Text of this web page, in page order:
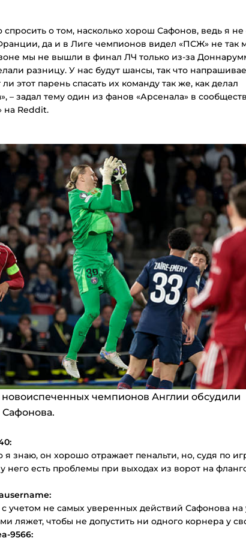
спросить о том, насколько хорош Сафонов, ведь я
да и в Лиге чемпионов видел «ПСЖ» не так
мы не вышли в финал ЛЧ только из-за
разницу. У нас будут шансы, так что
этот парень спасать их команду так же, как делал
– задал тему один из фанов «Арсенала» в
на Reddit.
чемпионов Англии обсудили
Сафонова.
я знаю, он хорошо отражает пенальти, но, судя по
него есть проблемы при выходах из ворот на
учетом не самых уверенных действий Сафонова на
ляжет, чтобы не допустить ни одного корнера у
9566: